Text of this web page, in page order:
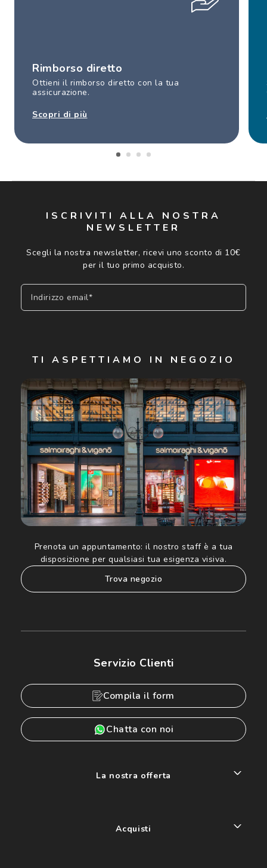
Rimborso diretto
Ottieni il rimborso diretto con la tua
assicurazione.
Scopri di più
ISCRIVITI ALLA NOSTRA
NEWSLETTER
Scegli la nostra newsletter, ricevi uno sconto di 10€
per il tuo primo acquisto.
Indirizzo email*
Cliccando su "Iscriviti", confermo di avere più di 16 anni e
acconsento all'utilizzo dei miei Dati Personali da parte di
Luxottica Group S.p.A. per l'invio di offerte speciali, novità
ed altre comunicazioni di carattere pubblicitario (consultare
Informativa sulla privacyper ulteriori informazioni).
TI ASPETTIAMO IN NEGOZIO
Prenota un appuntamento: il nostro staff è a tua
disposizione per qualsiasi tua esigenza visiva.
trova negozio
Servizio Clienti
Compila il form
Chatta con noi
La nostra offerta
Acquisti